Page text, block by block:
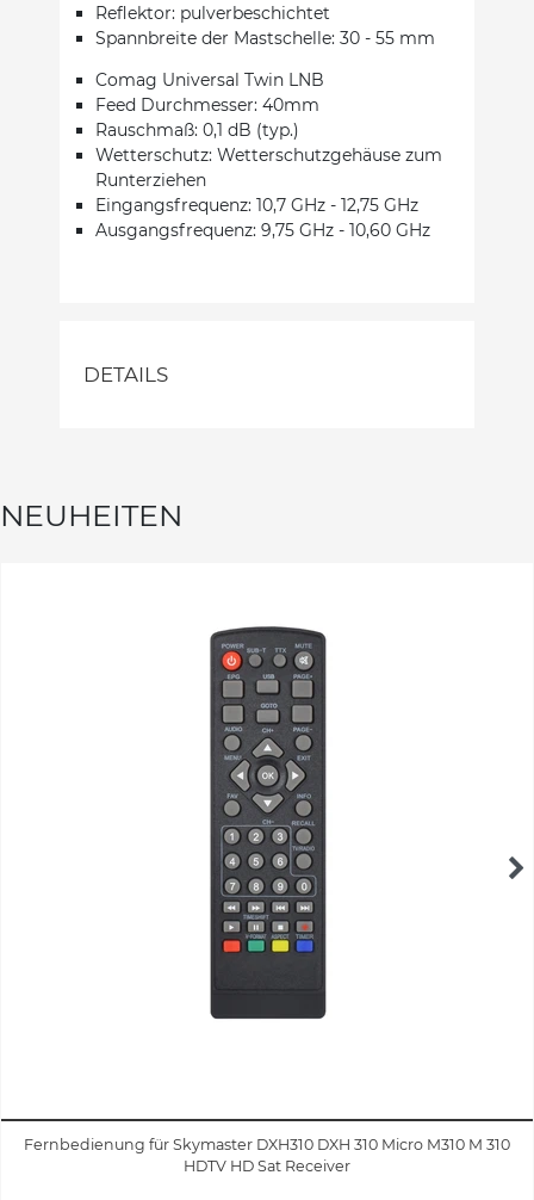
Reflektor: pulverbeschichtet
Spannbreite der Mastschelle: 30 - 55 mm
Comag Universal Twin LNB
Feed Durchmesser: 40mm
Rauschmaß: 0,1 dB (typ.)
Wetterschutz: Wetterschutzgehäuse zum
Runterziehen
Eingangsfrequenz: 10,7 GHz - 12,75 GHz
Ausgangsfrequenz: 9,75 GHz - 10,60 GHz
DETAILS
NEUHEITEN
Fernbedienung für Skymaster DXH310 DXH 310 Micro M310 M 310
HDTV HD Sat Receiver